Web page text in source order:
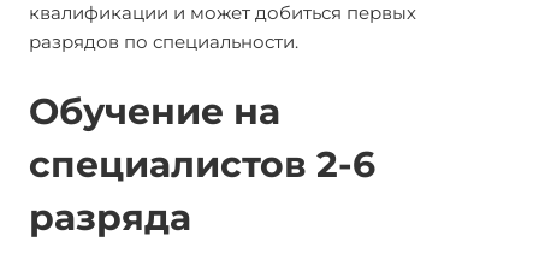
квалификации и может добиться первых
разрядов по специальности.
Обучение на
специалистов 2-6
разряда